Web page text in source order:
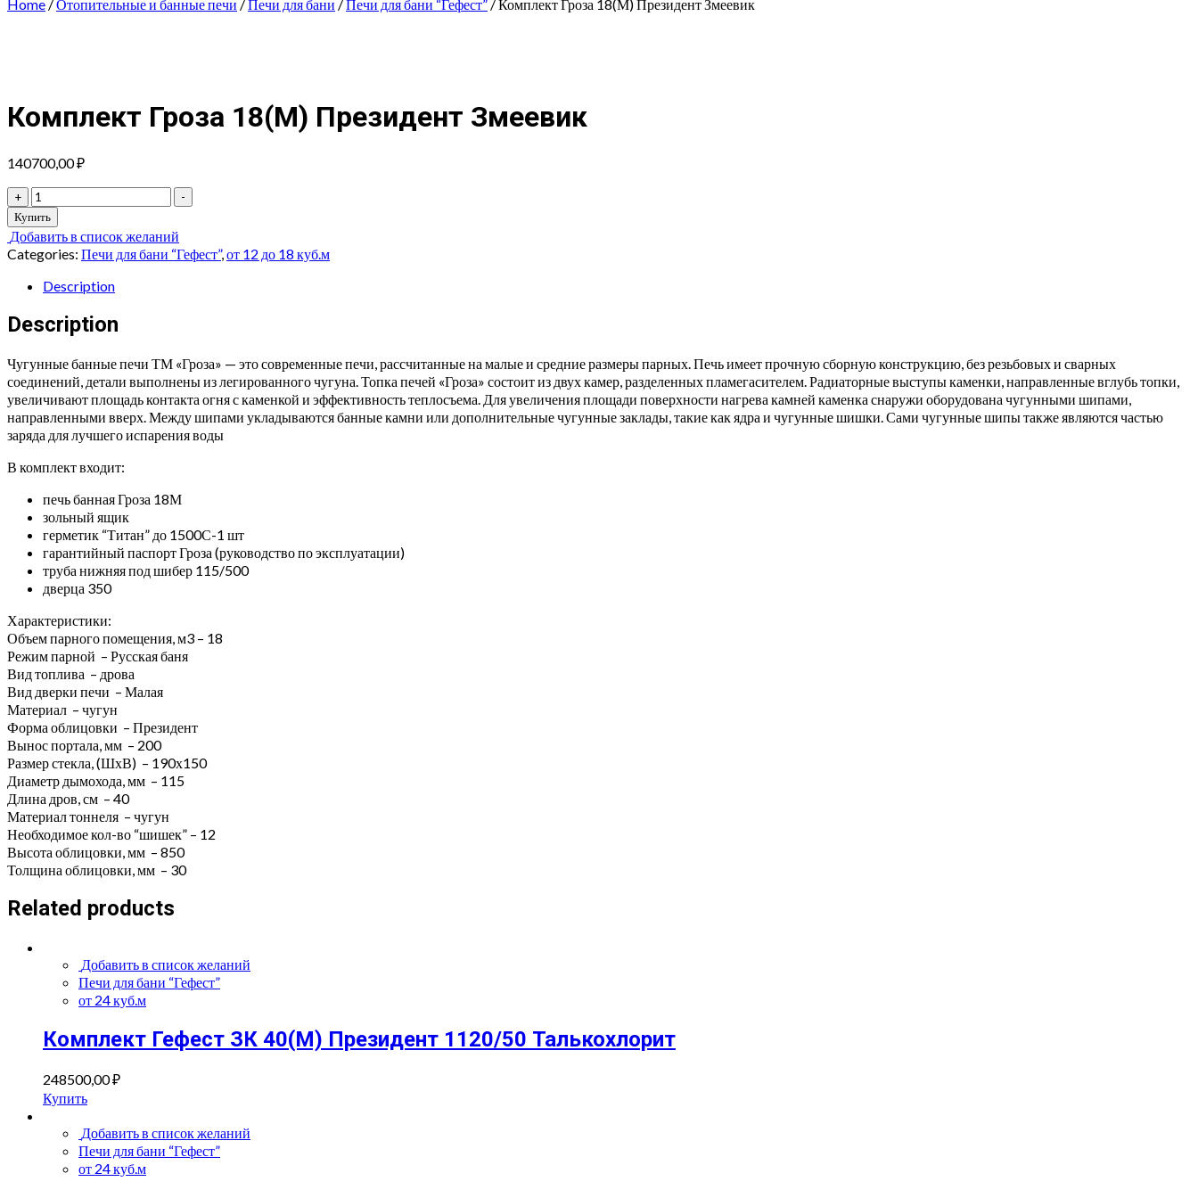
Home /Отопительные и банные печи /Печи для бани /Печи для бани “Гефест” / Комплект Гроза 18(М) Президент Змеевик
Комплект Гроза 18(М) Президент Змеевик
140700,00₽
+
Комплект
Гроза
18(М)
Президент
Змеевик
quantity
-
Купить
Добавить в список желаний
Categories: Печи для бани “Гефест”, от 12 до 18 куб.м
Description
Description
Чугунные банные печи ТМ «Гроза» — это современные печи, рассчитанные на малые и средние размеры парных. Печь имеет прочную сборную конструкцию, без резьбовых и сварных
соединений, детали выполнены из легированного чугуна. Топка печей «Гроза» состоит из двух камер, разделенных пламегасителем. Радиаторные выступы каменки, направленные вглубь топки,
увеличивают площадь контакта огня с каменкой и эффективность теплосъема. Для увеличения площади поверхности нагрева камней каменка снаружи оборудована чугунными шипами,
направленными вверх. Между шипами укладываются банные камни или дополнительные чугунные заклады, такие как ядра и чугунные шишки. Сами чугунные шипы также являются частью
заряда для лучшего испарения воды
В комплект входит:
печь банная Гроза 18М
зольный ящик
герметик “Титан” до 1500С-1 шт
гарантийный паспорт Гроза (руководство по эксплуатации)
труба нижняя под шибер 115/500
дверца 350
Характеристики:
Объем парного помещения, м3 – 18
Режим парной – Русская баня
Вид топлива – дрова
Вид дверки печи – Малая
Материал – чугун
Форма облицовки – Президент
Вынос портала, мм – 200
Размер стекла, (ШхВ) – 190х150
Диаметр дымохода, мм – 115
Длина дров, см – 40
Материал тоннеля – чугун
Необходимое кол-во “шишек” – 12
Высота облицовки, мм – 850
Толщина облицовки, мм – 30
Related products
Добавить в список желаний
Печи для бани “Гефест”
от 24 куб.м
Комплект Гефест ЗК 40(М) Президент 1120/50 Талькохлорит
248500,00₽
Купить
Добавить в список желаний
Печи для бани “Гефест”
от 24 куб.м